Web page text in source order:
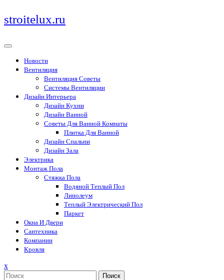
Перейти
к
stroitelux.ru
Новости
Вентиляция
Вентиляция Советы
Системы Вентиляции
Дизайн Интерьера
Дизайн Кухни
Дизайн Ванной
Советы Для Ванной Комнаты
Плитка Для Ванной
Дизайн Спальни
Дизайн Зала
Электрика
Монтаж Пола
Стяжка Пола
Водяной Теплый Пол
Линолеум
Теплый Электрический Пол
Паркет
Окна И Двери
Сантехника
Компании
Кровля
xЗакрыть
меню
Поиск